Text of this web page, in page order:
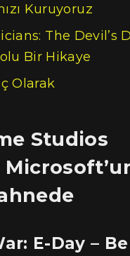
Kuruyoruz
The Devil’s
Bir Hikaye
Olarak
Studios
E-Day –